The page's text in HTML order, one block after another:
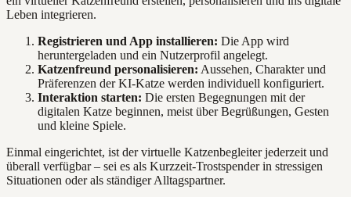
Leben integrieren.
Registrieren und App installieren: Die App wird
heruntergeladen und ein Nutzerprofil angelegt.
Katzenfreund personalisieren: Aussehen, Charakter und
Präferenzen der KI-Katze werden individuell konfiguriert.
Interaktion starten: Die ersten Begegnungen mit der
digitalen Katze beginnen, meist über Begrüßungen, Gesten
und kleine Spiele.
Einmal eingerichtet, ist der virtuelle Katzenbegleiter jederzeit und
überall verfügbar – sei es als Kurzzeit-Trostspender in stressigen
Situationen oder als ständiger Alltagspartner.